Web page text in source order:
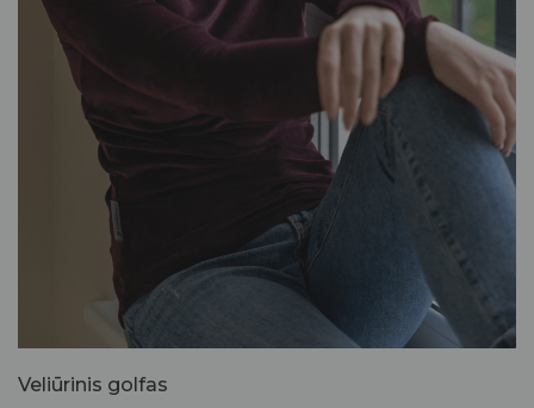
Veliūrinis golfas